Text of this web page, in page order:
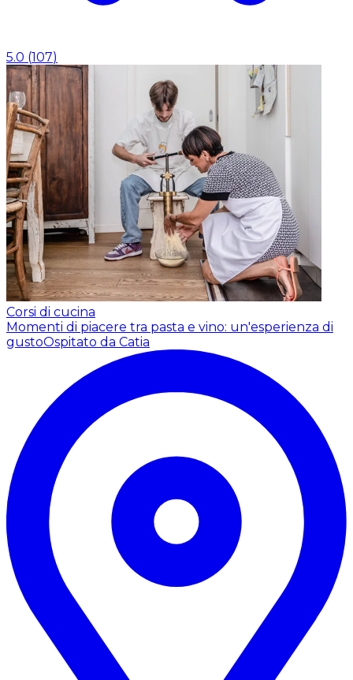
5.0 (107)
Corsi di cucina
Momenti di piacere tra pasta e vino: un'esperienza di
gustoOspitato da Catia